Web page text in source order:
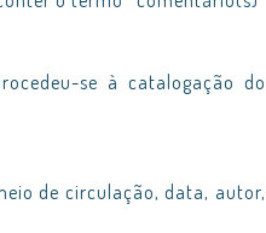
se à catalogação do
de circulação, data, autor,